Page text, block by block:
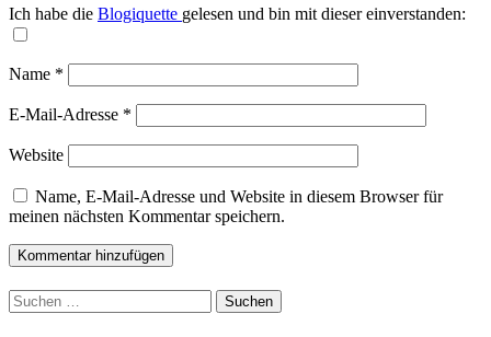
Ich habe die Blogiquette gelesen und bin mit dieser einverstanden:
Name *
E-Mail-Adresse *
Website
Name, E-Mail-Adresse und Website in diesem Browser für
meinen nächsten Kommentar speichern.
Suchen
nach: